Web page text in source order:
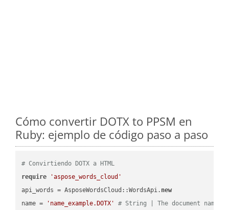
Cómo convertir DOTX to PPSM en
Ruby: ejemplo de código paso a paso
# Convirtiendo DOTX a HTML
require
'aspose_words_cloud'
api_words = AsposeWordsCloud::WordsApi. new
name =
'name_example.DOTX' # String | The document name.